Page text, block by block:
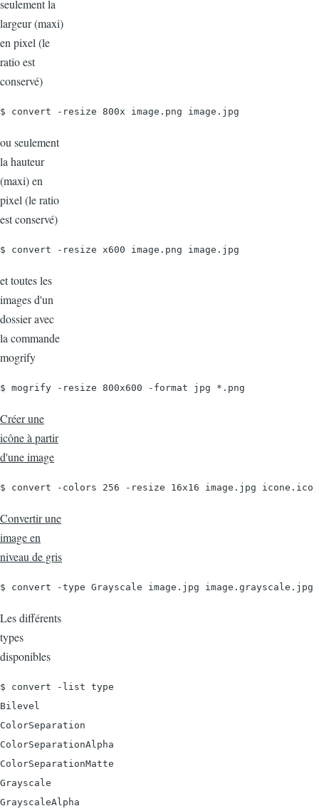
seulement la
largeur (maxi)
en pixel (le
ratio est
conservé)
$ convert -resize 800x image.png image.jpg
ou seulement
la hauteur
(maxi) en
pixel (le ratio
est conservé)
$ convert -resize x600 image.png image.jpg
et toutes les
images d'un
dossier avec
la commande
mogrify
$ mogrify -resize 800x600 -format jpg *.png
Créer une
icône à partir
d'une image
$ convert -colors 256 -resize 16x16 image.jpg icone.ico
Convertir une
image en
niveau de gris
$ convert -type Grayscale image.jpg image.grayscale.jpg
Les différents
types
disponibles
$ convert -list type
Bilevel
ColorSeparation
ColorSeparationAlpha
ColorSeparationMatte
Grayscale
GrayscaleAlpha